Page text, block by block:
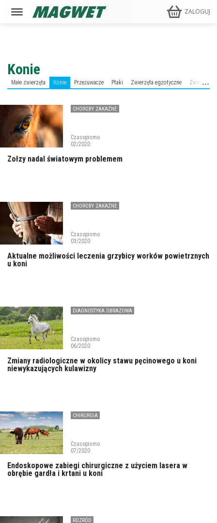
ZALOGUJ
Konie
Małe zwierzęta Konie Przeżuwacze Ptaki Zwierzęta egzotyczne Zwierzęta
CHOROBY ZAKAŹNE
Czasopismo
02/2020
Zołzy nadal światowym problemem
CHOROBY ZAKAŹNE
Czasopismo
03/2020
Aktualne możliwości leczenia grzybicy worków powietrznych
u koni
DIAGNOSTYKA OBRAZOWA
Czasopismo
06/2020
Zmiany radiologiczne w okolicy stawu pęcinowego u koni
niewykazujących kulawizny
CHIRURGIA
Czasopismo
07/2020
Endoskopowe zabiegi chirurgiczne z użyciem lasera w
obrębie gardła i krtani u koni
ROZRÓD